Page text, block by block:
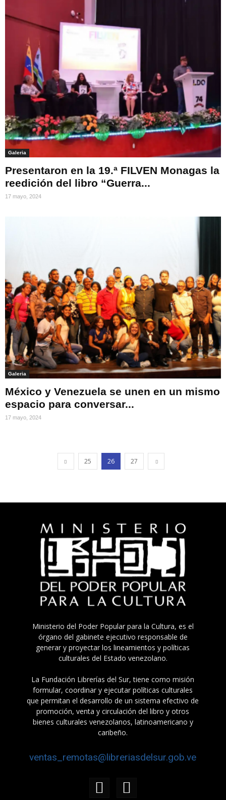
Galeria
Presentaron en la 19.ª FILVEN Monagas la
reedición del libro “Guerra...
17 mayo, 2024
Galeria
México y Venezuela se unen en un mismo
espacio para conversar...
17 mayo, 2024
25 26 27
Ministerio del Poder Popular para la Cultura, es el
órgano del gabinete ejecutivo responsable de
generar y proyectar los lineamientos y políticas
culturales del Estado venezolano.
La Fundación Librerías del Sur, tiene como misión
formular, coordinar y ejecutar políticas culturales
que permitan el desarrollo de un sistema efectivo de
promoción, venta y circulación del libro y otros
bienes culturales venezolanos, latinoamericano y
caribeño.
ventas_remotas@libreriasdelsur.gob.ve